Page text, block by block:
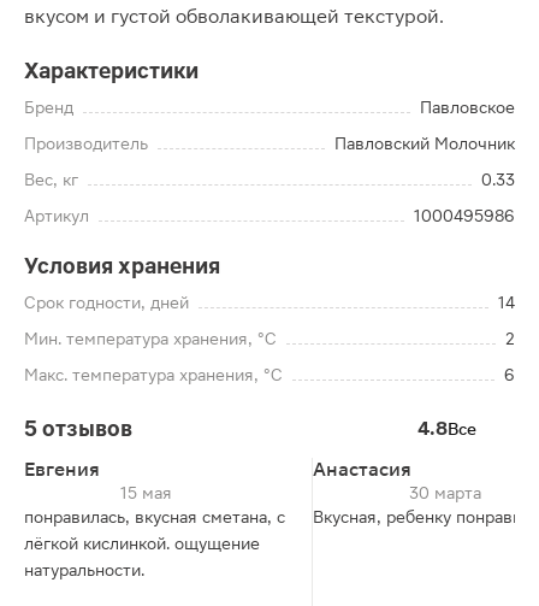
вкусом и густой обволакивающей текстурой.
Характеристики
Бренд
Павловское
Производитель
Павловский Молочник
Вес, кг
0.33
Артикул
1000495986
Условия хранения
Срок годности, дней
14
Мин. температура хранения, °C
2
Макс. температура хранения, °C
6
5 отзывов 4.8Все
Евгения
15 мая
понравилась, вкусная сметана, с
лёгкой кислинкой. ощущение
натуральности.
Анастасия
30 марта
Вкусная, ребенку